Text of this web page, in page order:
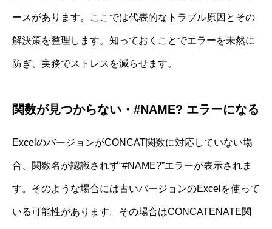
ースがあります。ここでは代表的なトラブル原因とその
解決策を整理します。知っておくことでエラーを未然に
防ぎ、実務でストレスを減らせます。
関数が見つからない・#NAME? エラーになる
ExcelのバージョンがCONCAT関数に対応していない場
合、関数名が認識されず“#NAME?”エラーが表示されま
す。そのような場合には古いバージョンのExcelを使って
いる可能性があります。その場合はCONCATENATE関